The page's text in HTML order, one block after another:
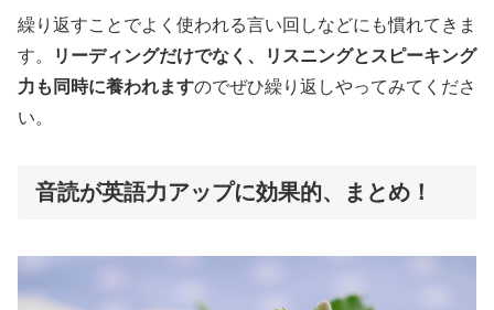
繰り返すことでよく使われる言い回しなどにも慣れてきま
す。
リーディングだけでなく、リスニングとスピーキング
力も同時に養われますのでぜひ繰り返しやってみてくださ
い。
音読が英語力アップに効果的、まとめ！